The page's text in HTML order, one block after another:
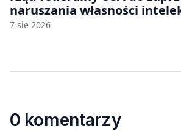
naruszania własności
japońskich gier i anime
7 sie 2026
0 komentarzy